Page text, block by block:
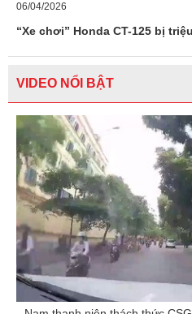
06/04/2026
“Xe chơi” Honda CT-125 bị
VIDEO NỔI BẬT